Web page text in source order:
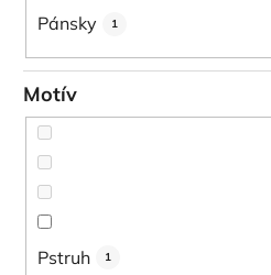
Pánsky 1
Motív
Pstruh 1